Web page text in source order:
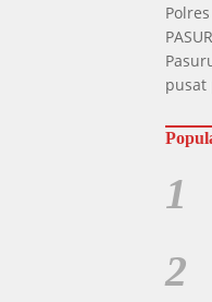
pusat
1
2